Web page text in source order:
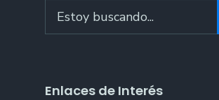
for:
Enlaces de Interés